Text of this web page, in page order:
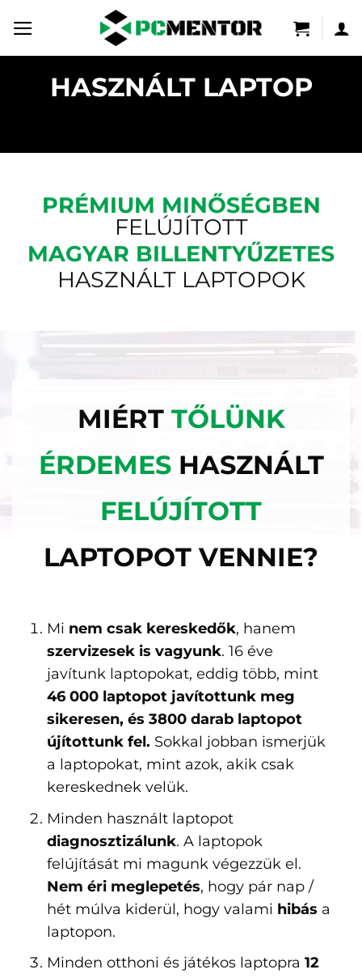
content
HASZNÁLT LAPTOP
PRÉMIUM MINŐSÉGBEN
FELÚJÍTOTT
MAGYAR BILLENTYŰZETES
HASZNÁLT LAPTOPOK
MIÉRT TŐLÜNK
ÉRDEMESHASZNÁLT
FELÚJÍTOTT
LAPTOPOT VENNIE?
Mi nem csak kereskedők, hanem
szervizesek is vagyunk. 16 éve
javítunk laptopokat, eddig több, mint
46 000 laptopot javítottunk meg
sikeresen, és 3800 darab laptopot
újítottunk fel. Sokkal jobban ismerjük
a laptopokat, mint azok, akik csak
kereskednek velük.
Minden használt laptopot
diagnosztizálunk. A laptopok
felújítását mi magunk végezzük el.
Nem éri meglepetés, hogy pár nap /
hét múlva kiderül, hogy valami hibás a
laptopon.
Minden otthoni és játékos laptopra 12